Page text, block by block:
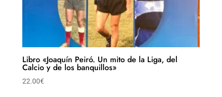
Libro «Joaquín Peiró. Un mito de la Liga, del
Calcio y de los banquillos»
22.00€